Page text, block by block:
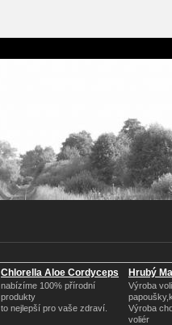
Chlorella Aloe Cordyceps
nabízíme 100% přírodní
produkty
to nejlepší pro vaše zdraví.
Hrubý
Výroba
Výroba
voliér